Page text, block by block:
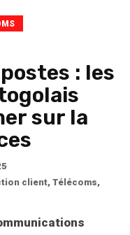
: les
sur la
client, Télécoms,